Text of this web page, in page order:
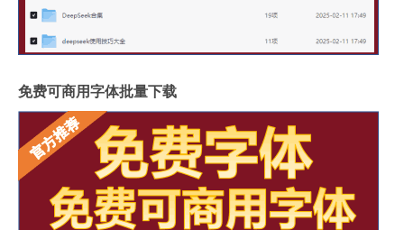
免费可商用字体批量下载